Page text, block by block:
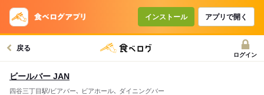
インストール アプリで開く
戻る
ログイン
ビールバー JAN
四谷三丁目駅/ビアバー､ ビアホール､ ダイニングバー